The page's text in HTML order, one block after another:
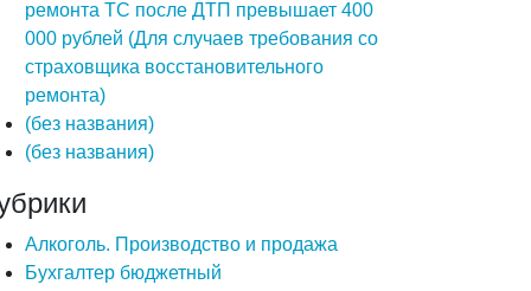
ремонта ТС после ДТП превышает 400
000 рублей (Для случаев требования со
страховщика восстановительного
ремонта)
(без названия)
(без названия)
Алкоголь. Производство и продажа
Бухгалтер бюджетный